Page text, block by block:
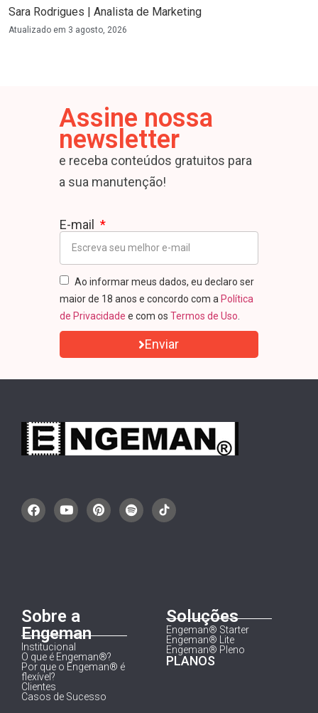
Sara Rodrigues | Analista de Marketing
Atualizado em 3 agosto, 2026
Assine nossa
newsletter
e receba conteúdos gratuitos para
a sua manutenção!
E-mail
Ao informar meus dados, eu declaro ser
maior de 18 anos e concordo com a Política
de Privacidade e com os Termos de Uso
Enviar
Sobre a
Engeman
Institucional
O que é Engeman®?
Por que o Engeman® é
flexível?
Clientes
Casos de Sucesso
Soluções
Engeman® Starter
Engeman® Lite
Engeman® Pleno
PLANOS